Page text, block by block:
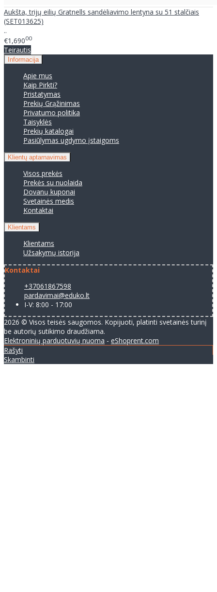
Aukšta, trijų eilių Gratnells sandėliavimo lentyna su 51 stalčiais
(SET013625)
..
€1,69000
Teirautis
Informacija
Apie mus
Kaip Pirkti?
Pristatymas
Prekių Grąžinimas
Privatumo politika
Taisyklės
Prekių katalogai
Pasiūlymas ugdymo įstaigoms
Klientų aptarnavimas
Visos prekės
Prekės su nuolaida
Dovanų kuponai
Svetainės medis
Kontaktai
Klientams
Klientams
Užsakymų istorija
Kontaktai
+37061867598
pardavimai@eduko.lt
I-V: 8:00 - 17:00
2026 © Visos teisės saugomos. Kopijuoti, platinti svetainės turinį
be autorių sutikimo draudžiama.
Elektroninių parduotuvių nuoma - eShoprent.com
Rašyti
Skambinti